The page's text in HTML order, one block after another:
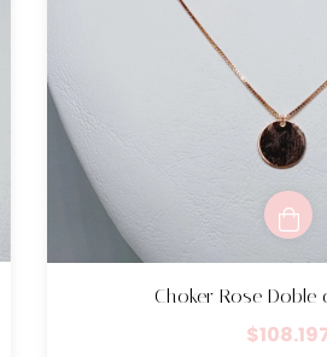
Choker Rose Doble